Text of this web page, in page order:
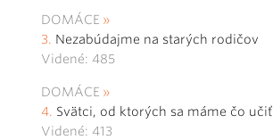
DOMÁCE
Nezabúdajme na starých rodičov
Videné: 485
DOMÁCE
Svätci, od ktorých sa máme čo učiť
Videné: 413